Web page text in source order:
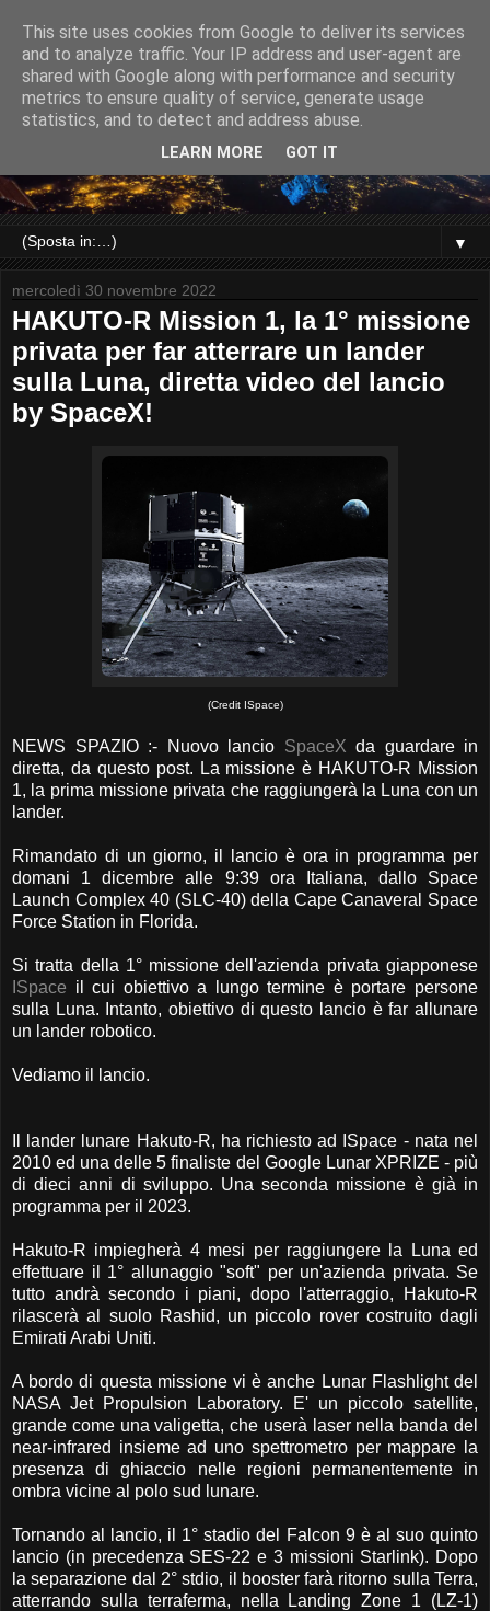
▼
mercoledì 30 novembre 2022
HAKUTO-R Mission 1, la 1° missione
privata per far atterrare un lander
sulla Luna, diretta video del lancio
by SpaceX!
(Credit ISpace)
NEWS SPAZIO :- Nuovo lancio SpaceX da guardare in
diretta, da questo post. La missione è HAKUTO-R Mission
1, la prima missione privata che raggiungerà la Luna con un
lander.
Rimandato di un giorno, il lancio è ora in programma per
domani 1 dicembre alle 9:39 ora Italiana, dallo Space
Launch Complex 40 (SLC-40) della Cape Canaveral Space
Force Station in Florida.
Si tratta della 1° missione dell'azienda privata giapponese
ISpace il cui obiettivo a lungo termine è portare persone
sulla Luna. Intanto, obiettivo di questo lancio è far allunare
un lander robotico.
Vediamo il lancio.
Il lander lunare Hakuto-R, ha richiesto ad ISpace - nata nel
2010 ed una delle 5 finaliste del Google Lunar XPRIZE - più
di dieci anni di sviluppo. Una seconda missione è già in
programma per il 2023.
Hakuto-R impiegherà 4 mesi per raggiungere la Luna ed
effettuare il 1° allunaggio "soft" per un'azienda privata. Se
tutto andrà secondo i piani, dopo l'atterraggio, Hakuto-R
rilascerà al suolo Rashid, un piccolo rover costruito dagli
Emirati Arabi Uniti.
A bordo di questa missione vi è anche Lunar Flashlight del
NASA Jet Propulsion Laboratory. E' un piccolo satellite,
grande come una valigetta, che userà laser nella banda del
near-infrared insieme ad uno spettrometro per mappare la
presenza di ghiaccio nelle regioni permanentemente in
ombra vicine al polo sud lunare.
Tornando al lancio, il 1° stadio del Falcon 9 è al suo quinto
lancio (in precedenza SES-22 e 3 missioni Starlink). Dopo
la separazione dal 2° stdio, il booster farà ritorno sulla Terra,
atterrando sulla terraferma, nella Landing Zone 1 (LZ-1)
This site uses cookies from Google to deliver its services
and to analyze traffic. Your IP address and user-agent are
shared with Google along with performance and security
metrics to ensure quality of service, generate usage
statistics, and to detect and address abuse.
LEARN MORE GOT IT